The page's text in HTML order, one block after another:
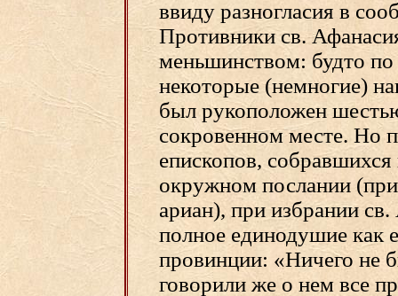
ввиду разногласия в
Противники св.
меньшинством: будто по
некоторые (немногие)
был рукоположен
сокровенном месте. Но
епископов,
окружном послании
ариан), при избрании
полное единодушие как
провинции: «Ничего не
говорили же о нем все